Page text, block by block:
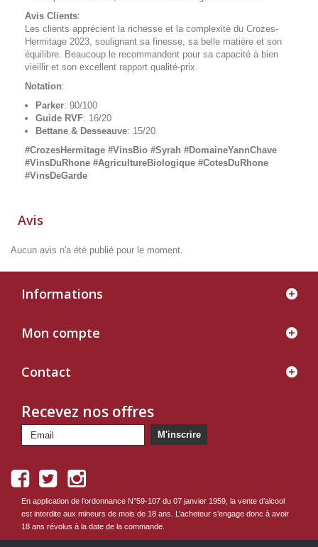
Avis Clients:
Les clients apprécient la richesse et la complexité du Crozes-
Hermitage 2023, soulignant sa finesse, sa belle matière et son
équilibre. Beaucoup le recommandent pour sa capacité à bien
vieillir et son excellent rapport qualité-prix.
Notation:
Parker: 90/100
Guide RVF: 16/20
Bettane & Desseauve: 15/20
#CrozesHermitage #VinsBio #Syrah #DomaineYannChave
#VinsDuRhone #AgricultureBiologique #CotesDuRhone
#VinsDeGarde
Avis
Aucun avis n'a été publié pour le moment.
Informations
Mon compte
Contact
Recevez nos offres
M'inscrire
En application de l’ordonnance N°59-107 du 07 janvier 1959, la vente d’alcool
est interdite aux mineurs de mois de 18 ans. L’acheteur s’engage donc à avoir
18 ans révolus à la date de la commande.